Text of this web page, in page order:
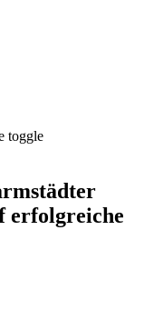
toggle
erfolgreiche